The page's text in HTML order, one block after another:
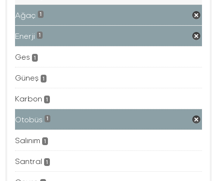
Ağaç 1
Enerji 1
Ges 1
Güneş 1
Karbon 1
Otobüs 1
Salınım 1
Santral 1